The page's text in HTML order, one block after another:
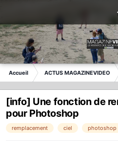
Accueil ACTUS MAGAZINEVIDEO
[info] Une fonction de
pour Photoshop
remplacement ciel photoshop